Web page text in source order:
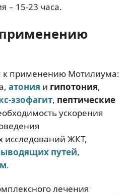
– 15-23 часа.
к применению Мотилиума:
атония и гипотония,
эзофагит, пептические
ускорения
исследований ЖКТ,
путей,
.
лечения